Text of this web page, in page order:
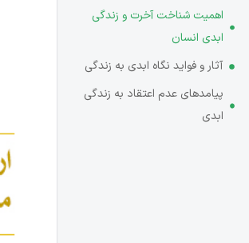
اهمیت شناخت آخرت و زندگی
ابدی انسان
آثار و فواید نگاه ابدی به زندگی
پیامدهای عدم اعتقاد به زندگی
ابدی